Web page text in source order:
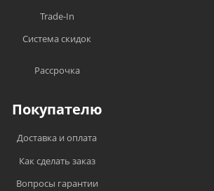
Trade-In
Система скидок
Рассрочка
Покупателю
Доставка и оплата
Как сделать заказ
Вопросы гарантии